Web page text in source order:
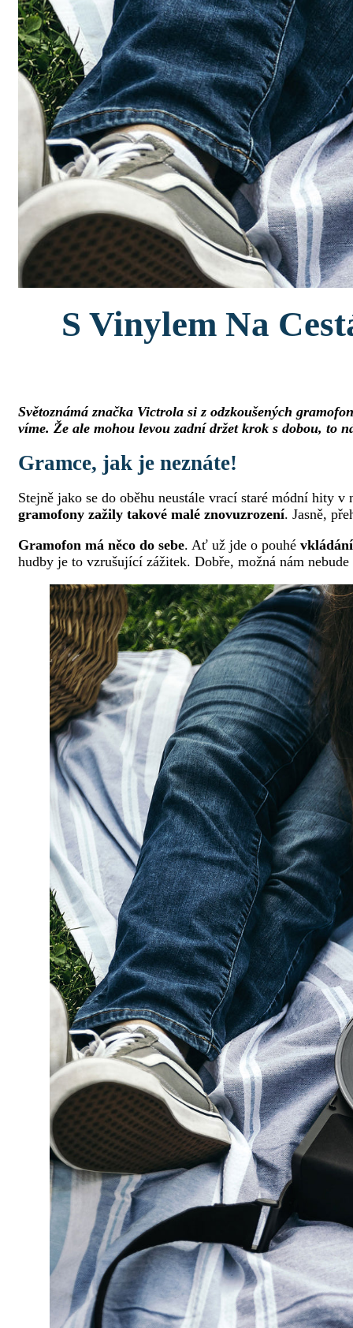
S Vinylem Na
Světoznámá značka Victrola si z odzkoušených
víme. Že ale mohou levou zadní držet krok s dobou, to
Gramce, jak je neznáte!
Stejně jako se do oběhu neustále vrací staré módní hity
gramofony zažily takové malé znovuzrození. Jasně,
Gramofon má něco do sebe. Ať už jde o pouhé
hudby je to vzrušující zážitek. Dobře, možná nám